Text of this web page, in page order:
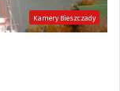
Kamery Bieszczady